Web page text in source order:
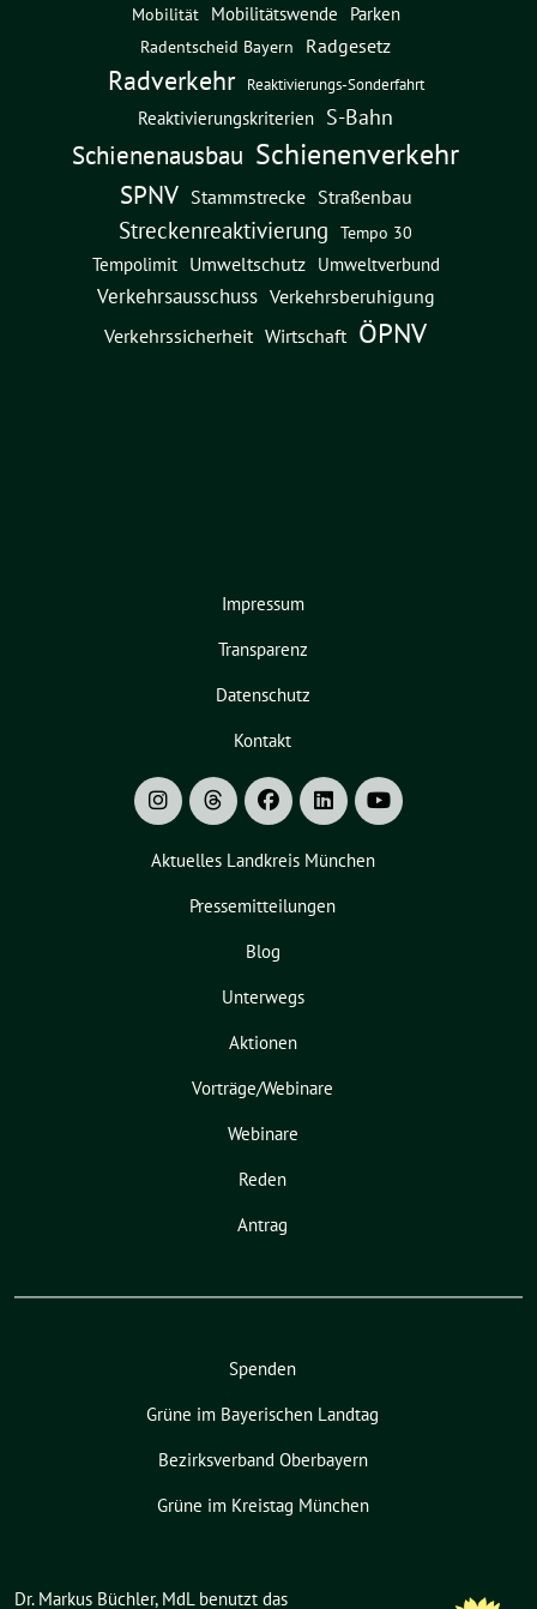
Mobilität Mobilitätswende Parken
Radentscheid Bayern Radgesetz
Radverkehr Reaktivierungs-Sonderfahrt
Reaktivierungskriterien S-Bahn
Schienenausbau Schienenverkehr
SPNV Stammstrecke Straßenbau
Streckenreaktivierung Tempo 30
Tempolimit Umweltschutz Umweltverbund
Verkehrsausschuss Verkehrsberuhigung
Verkehrssicherheit Wirtschaft ÖPNV
Impressum
Transparenz
Datenschutz
Kontakt
Aktuelles Landkreis München
Pressemitteilungen
Blog
Unterwegs
Aktionen
Vorträge/Webinare
Webinare
Reden
Antrag
Spenden
Grüne im Bayerischen Landtag
Bezirksverband Oberbayern
Grüne im Kreistag München
Dr. Markus Büchler, MdL benutzt das